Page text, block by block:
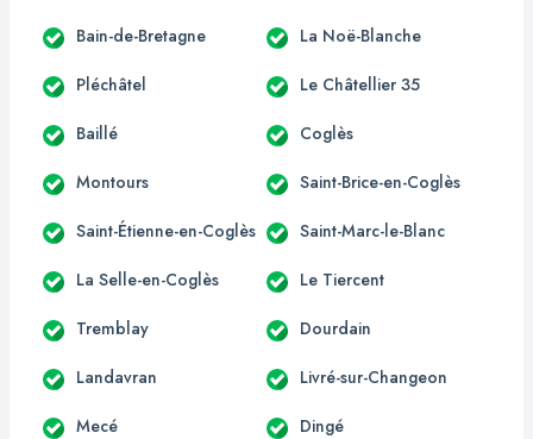
Bain-de-Bretagne La Noë-Blanche
Pléchâtel Le Châtellier 35
Baillé Coglès
Montours Saint-Brice-en-Coglès
Saint-Étienne-en-Coglès Saint-Marc-le-Blanc
La Selle-en-Coglès Le Tiercent
Tremblay Dourdain
Landavran Livré-sur-Changeon
Mecé Dingé